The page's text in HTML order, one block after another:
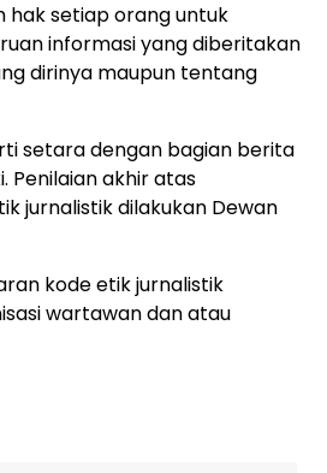
hak setiap orang untuk
informasi yang diberitakan
dirinya maupun tentang
setara dengan bagian berita
Penilaian akhir atas
jurnalistik dilakukan Dewan
kode etik jurnalistik
wartawan dan atau